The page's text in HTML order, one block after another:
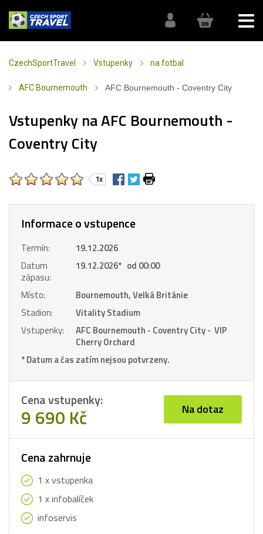
CzechSportTravel Vstupenky na fotbal
AFC Bournemouth AFC Bournemouth - Coventry City
Vstupenky na AFC Bournemouth -
Coventry City
1x
Informace o vstupence
Termín:
19.12.2026
Datum
zápasu:
19.12.2026* od 00:00
Místo:
Bournemouth, Velká Británie
Stadion:
Vitality Stadium
Vstupenky:
AFC Bournemouth - Coventry City - VIP
Cherry Orchard
* Datum a čas zatím nejsou potvrzeny.
Cena vstupenky:
9 690 Kč Na dotaz
Cena zahrnuje
1 x vstupenka
1 x infobalíček
infoservis